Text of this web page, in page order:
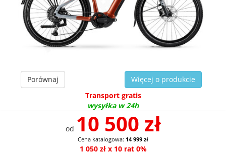
Porównaj
Więcej o produkcie
Transport gratis
wysyłka w 24h
od 10 500 zł
Cena katalogowa: 14 999 zł
1 050 zł x 10 rat 0%